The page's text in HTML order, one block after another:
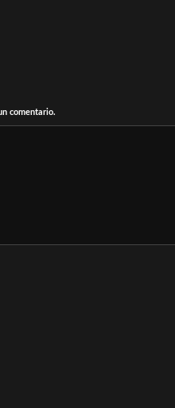
comentario.